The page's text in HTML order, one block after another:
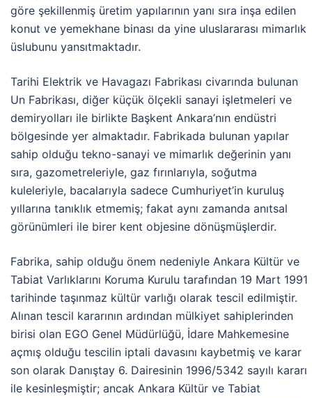
göre şekillenmiş üretim yapılarının yanı sıra inşa edilen
konut ve yemekhane binası da yine uluslararası mimarlık
üslubunu yansıtmaktadır.
Tarihi Elektrik ve Havagazı Fabrikası civarında bulunan
Un Fabrikası, diğer küçük ölçekli sanayi işletmeleri ve
demiryolları ile birlikte Başkent Ankara’nın endüstri
bölgesinde yer almaktadır. Fabrikada bulunan yapılar
sahip olduğu tekno-sanayi ve mimarlık değerinin yanı
sıra, gazometreleriyle, gaz fırınlarıyla, soğutma
kuleleriyle, bacalarıyla sadece Cumhuriyet’in kuruluş
yıllarına tanıklık etmemiş; fakat aynı zamanda anıtsal
görünümleri ile birer kent objesine dönüşmüşlerdir.
Fabrika, sahip olduğu önem nedeniyle Ankara Kültür ve
Tabiat Varlıklarını Koruma Kurulu tarafından 19 Mart 1991
tarihinde taşınmaz kültür varlığı olarak tescil edilmiştir.
Alınan tescil kararının ardından mülkiyet sahiplerinden
birisi olan EGO Genel Müdürlüğü, İdare Mahkemesine
açmış olduğu tescilin iptali davasını kaybetmiş ve karar
son olarak Danıştay 6. Dairesinin 1996/5342 sayılı kararı
ile kesinleşmiştir; ancak Ankara Kültür ve Tabiat